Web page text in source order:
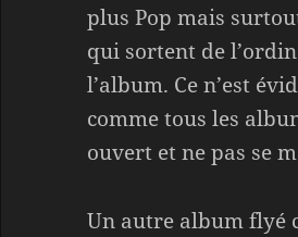
plus Pop mais
qui sortent de
l’album. Ce n’est
comme tous les
ouvert et ne pas se
Un autre album flyé